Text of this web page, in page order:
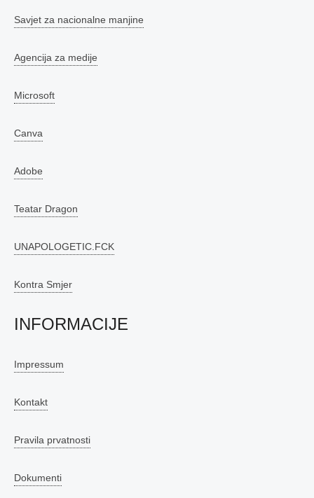
Savjet za nacionalne manjine
Agencija za medije
Microsoft
Canva
Adobe
Teatar Dragon
UNAPOLOGETIC.FCK
Kontra Smjer
INFORMACIJE
Impressum
Kontakt
Pravila prvatnosti
Dokumenti